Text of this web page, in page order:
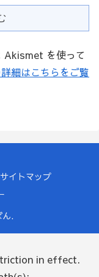
Akismet を使って
細はこちらをご覧
サイトマップ
.
in effect.